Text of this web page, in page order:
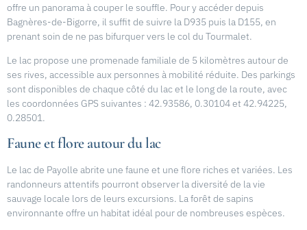
offre un panorama à couper le souffle. Pour y accéder depuis
Bagnères-de-Bigorre, il suffit de suivre la D935 puis la D155, en
prenant soin de ne pas bifurquer vers le col du Tourmalet.
Le lac propose une promenade familiale de 5 kilomètres autour de
ses rives, accessible aux personnes à mobilité réduite. Des parkings
sont disponibles de chaque côté du lac et le long de la route, avec
les coordonnées GPS suivantes : 42.93586, 0.30104 et 42.94225,
0.28501.
Faune et flore autour du lac
Le lac de Payolle abrite une faune et une flore riches et variées. Les
randonneurs attentifs pourront observer la diversité de la vie
sauvage locale lors de leurs excursions. La forêt de sapins
environnante offre un habitat idéal pour de nombreuses espèces.